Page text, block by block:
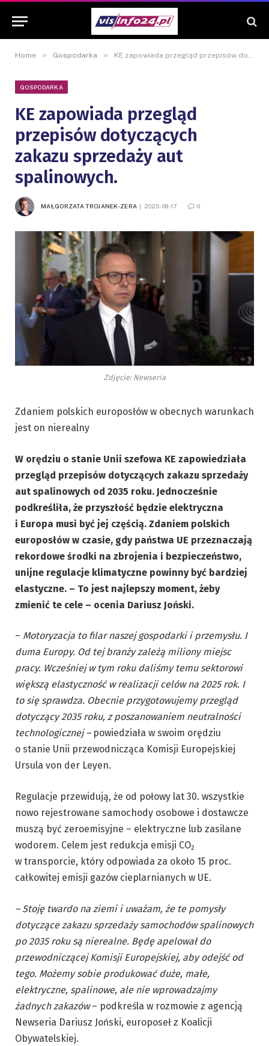
Home » Gospodarka » KE zapowiada przegląd przepisów dotyczących zakazu sprzedaży aut spalinowych.
GOSPODARKA
KE zapowiada przegląd
przepisów dotyczących
zakazu sprzedaży aut
spalinowych.
MAŁGORZATA TROJANEK-ZERA 2025-09-17 0
Zdjęcie: Newseria
Zdaniem polskich europosłów w obecnych warunkach
jest on nierealny
W orędziu o stanie Unii szefowa KE zapowiedziała
przegląd przepisów dotyczących zakazu sprzedaży
aut spalinowych od 2035 roku. Jednocześnie
podkreśliła, że przyszłość będzie elektryczna
i Europa musi być jej częścią. Zdaniem polskich
europosłów w czasie, gdy państwa UE przeznaczają
rekordowe środki na zbrojenia i bezpieczeństwo,
unijne regulacje klimatyczne powinny być bardziej
elastyczne. – To jest najlepszy moment, żeby
zmienić te cele – ocenia Dariusz Joński.
– Motoryzacja to filar naszej gospodarki i przemysłu. I
duma Europy. Od tej branży zależą miliony miejsc
pracy. Wcześniej w tym roku daliśmy temu sektorowi
większą elastyczność w realizacji celów na 2025 rok. I
to się sprawdza. Obecnie przygotowujemy przegląd
dotyczący 2035 roku, z poszanowaniem neutralności
technologicznej –powiedziała w swoim orędziu
o stanie Unii przewodnicząca Komisji Europejskiej
Ursula von der Leyen.
Regulacje przewidują, że od połowy lat 30. wszystkie
nowo rejestrowane samochody osobowe i dostawcze
muszą być zeroemisyjne – elektryczne lub zasilane
wodorem. Celem jest redukcja emisji CO₂
w transporcie, który odpowiada za około 15 proc.
całkowitej emisji gazów cieplarnianych w UE.
– Stoję twardo na ziemi i uważam, że te pomysły
dotyczące zakazu sprzedaży samochodów spalinowych
po 2035 roku są nierealne. Będę apelował do
przewodniczącej Komisji Europejskiej, aby odejść od
tego. Możemy sobie produkować duże, małe,
elektryczne, spalinowe, ale nie wprowadzajmy
żadnych zakazów– podkreśla w rozmowie z agencją
Newseria Dariusz Joński, europoseł z Koalicji
Obywatelskiej.